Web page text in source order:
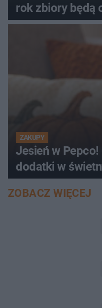
rok zbiory będą
ZAKUPY
Jesień w
dodatki w
ZOBACZ WIĘCEJ